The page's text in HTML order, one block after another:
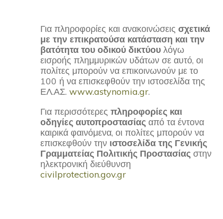
Για πληροφορίες και ανακοινώσειςσχετικά
με την επικρατούσα κατάσταση και την
βατότητα του οδικού δικτύου λόγω
εισροής πλημμυρικών υδάτων σε αυτό, οι
πολίτες μπορούν να επικοινωνούν με το
100 ή να επισκεφθούν την ιστοσελίδα της
ΕΛ.ΑΣ.www.astynomia.gr.
Για περισσότερεςπληροφορίες και
οδηγίες αυτοπροστασίας από τα έντονα
καιρικά φαινόμενα, οι πολίτες μπορούν να
επισκεφθούν την ιστοσελίδα της Γενικής
Γραμματείας Πολιτικής Προστασίας στην
ηλεκτρονική διεύθυνση
civilprotection.gov.gr